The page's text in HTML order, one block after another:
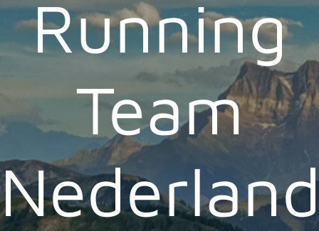
Running
Team